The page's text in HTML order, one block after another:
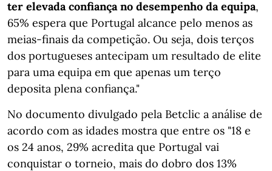
ter elevada confiança no desempenho da equipa,
65% espera que Portugal alcance pelo menos as
meias-finais da competição. Ou seja, dois terços
dos portugueses antecipam um resultado de elite
para uma equipa em que apenas um terço
deposita plena confiança."
No documento divulgado pela Betclic a análise de
acordo com as idades mostra que entre os "18 e
os 24 anos, 29% acredita que Portugal vai
conquistar o torneio, mais do dobro dos 13%